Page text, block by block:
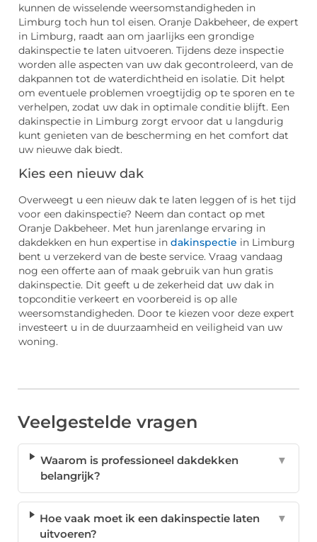
kunnen de wisselende weersomstandigheden in
Limburg toch hun tol eisen. Oranje Dakbeheer, de expert
in Limburg, raadt aan om jaarlijks een grondige
dakinspectie te laten uitvoeren. Tijdens deze inspectie
worden alle aspecten van uw dak gecontroleerd, van de
dakpannen tot de waterdichtheid en isolatie. Dit helpt
om eventuele problemen vroegtijdig op te sporen en te
verhelpen, zodat uw dak in optimale conditie blijft. Een
dakinspectie in Limburg zorgt ervoor dat u langdurig
kunt genieten van de bescherming en het comfort dat
uw nieuwe dak biedt.
Kies een nieuw dak
Overweegt u een nieuw dak te laten leggen of is het tijd
voor een dakinspectie? Neem dan contact op met
Oranje Dakbeheer. Met hun jarenlange ervaring in
dakdekken en hun expertise in dakinspectie in Limburg
bent u verzekerd van de beste service. Vraag vandaag
nog een offerte aan of maak gebruik van hun gratis
dakinspectie. Dit geeft u de zekerheid dat uw dak in
topconditie verkeert en voorbereid is op alle
weersomstandigheden. Door te kiezen voor deze expert
investeert u in de duurzaamheid en veiligheid van uw
woning.
Veelgestelde vragen
Waarom is professioneel dakdekken
belangrijk?
▼
Hoe vaak moet ik een dakinspectie laten
uitvoeren?
▼